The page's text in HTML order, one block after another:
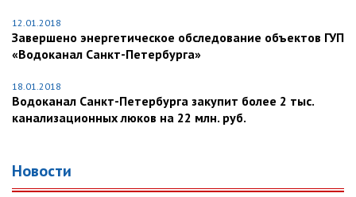
12.01.2018
Завершено энергетическое обследование объектов ГУП
«Водоканал Санкт-Петербурга»
18.01.2018
Водоканал Санкт-Петербурга закупит более 2 тыс.
канализационных люков на 22 млн. руб.
Новости